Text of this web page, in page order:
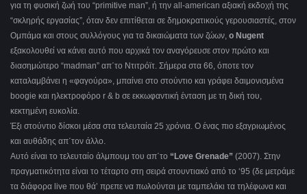
για τη φυσική ζωή του “primitive man”, ή την all-american αξιακή εκδοχή της
“σκληρής εργασίας”, όταν δεν επιτίθεται σε δημοκρατικούς γερουσιαστές, στον
Ομπάμα και στους συλλόγους για τα δικαιώματα των ζώων, ο Nugent
εξακολουθεί να κάνει αυτό που αρχικά τον αναγόρευσε στον πρώτο και
διασημώτερο “madman” απ΄το Ντιτρόϊτ. Σήμερα στα 66, όποτε τον
καταλαμβάνει η «φαγούρα», μπαίνει στο στούντιο και γράφει δαιμονισμένα
boogie και ηλεκτροφόρο r & b σε εκκωφαντική ένταση με τη δική του,
κεκτημένη ευκολία.
Έξι στούντιο δίσκοι μέσα στα τελευταία 25 χρόνια. Ο ένας πιο εξαγριωμένος
και αυθάδης απ΄τον άλλο.
Αυτό είναι το τελευταίο άλμπουμ του απ΄το “Love Grenade” (2007). Στην
πραγματικότητα είναι το τέταρτο στη σειρά στουντιακό από το ‘95 (δε μετράμε
τα διάφορα live που θά’ πρεπε να πωλούνται με ταμπελάκι τα τηλέφωνα και